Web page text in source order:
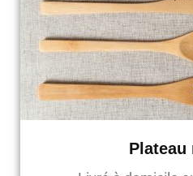
Plateau